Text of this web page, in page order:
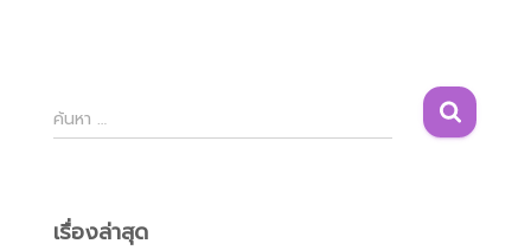
ค้
น
สำ
ค้นหา …
เรื่องล่าสุด